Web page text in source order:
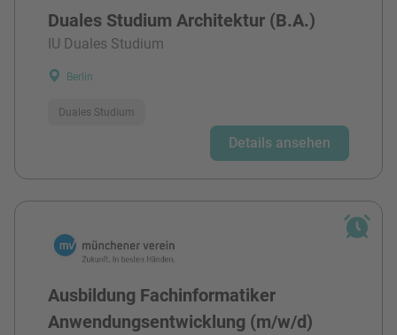
Duales Studium Architektur (B.A.)
IU Duales Studium
Berlin
Duales Studium
Details ansehen
Ausbildung Fachinformatiker
Anwendungsentwicklung (m/w/d)